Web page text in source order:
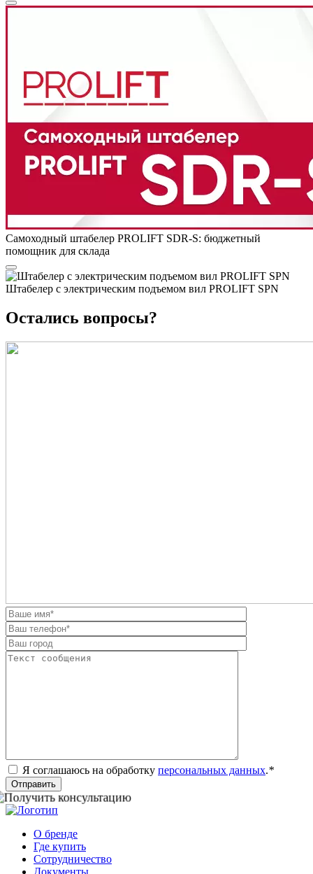
Самоходный штабелер PROLIFT SDR-S: бюджетный
помощник для склада
Штабелер с электрическим подъемом вил PROLIFT SPN
Остались вопросы?
Я соглашаюсь на обработку персональных данных.*
Отправить
О бренде
Где купить
Сотрудничество